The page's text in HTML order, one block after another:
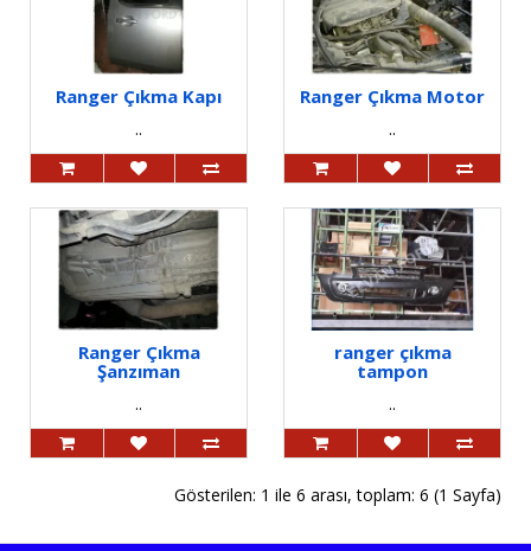
Ranger Çıkma Kapı
..
Ranger Çıkma Motor
..
Ranger Çıkma
Şanzıman
..
ranger çıkma
tampon
..
Gösterilen: 1 ile 6 arası, toplam: 6 (1 Sayfa)